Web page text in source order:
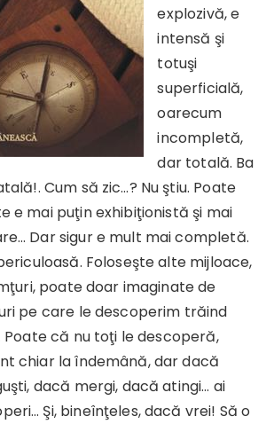
explozivă, e
intensă şi
totuşi
superficială,
oarecum
incompletă,
dar totală. Ba
Cum să zic…? Nu ştiu. Poate
e mai puţin exhibiţionistă şi mai
Dar sigur e mult mai completă.
Foloseşte alte mijloace,
poate doar imaginate de
pe care le descoperim trăind
că nu toţi le descoperă,
chiar la îndemână, dar dacă
dacă mergi, dacă atingi… ai
Şi, bineînţeles, dacă vrei! Să o